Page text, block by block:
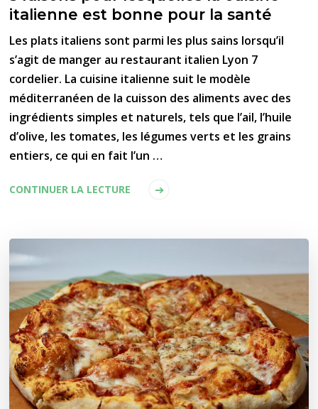
italienne est bonne pour la santé
Les plats italiens sont parmi les plus sains lorsqu’il
s’agit de manger au restaurant italien Lyon 7
cordelier. La cuisine italienne suit le modèle
méditerranéen de la cuisson des aliments avec des
ingrédients simples et naturels, tels que l’ail, l’huile
d’olive, les tomates, les légumes verts et les grains
entiers, ce qui en fait l’un …
CONTINUER LA LECTURE